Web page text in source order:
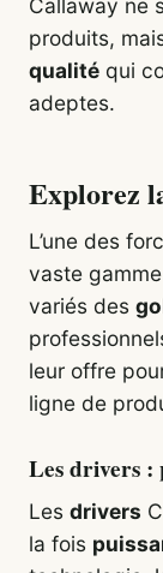
produits,
qualité qui
adeptes.
Explorez
L’une des
vaste
variés des
leur offre
ligne de
Les drivers :
Les drivers
la fois